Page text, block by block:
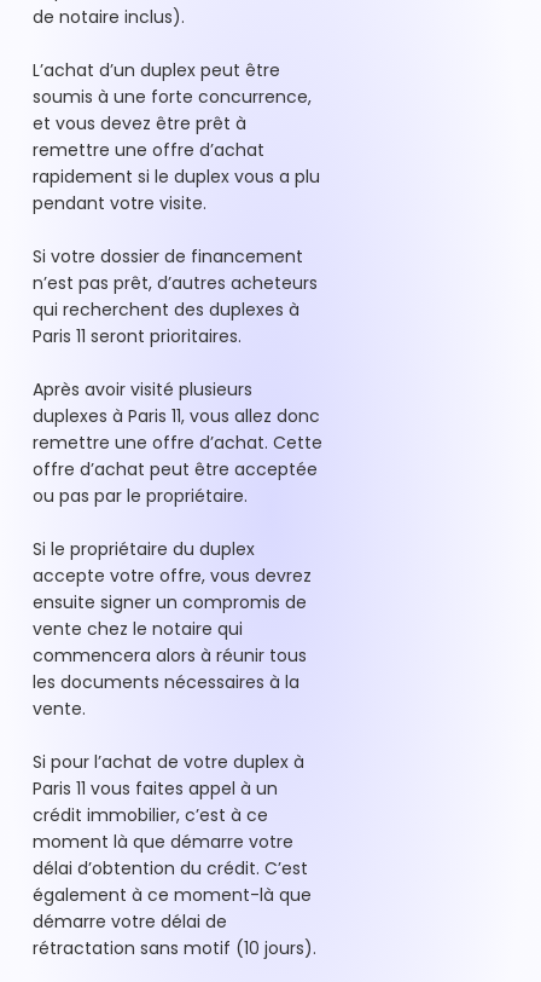
de notaire inclus).
L’achat d’un duplex peut être
soumis à une forte concurrence,
et vous devez être prêt à
remettre une offre d’achat
rapidement si le duplex vous a plu
pendant votre visite.
Si votre dossier de financement
n’est pas prêt, d’autres acheteurs
qui recherchent des duplexes à
Paris 11 seront prioritaires.
Après avoir visité plusieurs
duplexes à Paris 11, vous allez donc
remettre une offre d’achat. Cette
offre d’achat peut être acceptée
ou pas par le propriétaire.
Si le propriétaire du duplex
accepte votre offre, vous devrez
ensuite signer un compromis de
vente chez le notaire qui
commencera alors à réunir tous
les documents nécessaires à la
vente.
Si pour l’achat de votre duplex à
Paris 11 vous faites appel à un
crédit immobilier, c’est à ce
moment là que démarre votre
délai d’obtention du crédit. C’est
également à ce moment-là que
démarre votre délai de
rétractation sans motif (10 jours).